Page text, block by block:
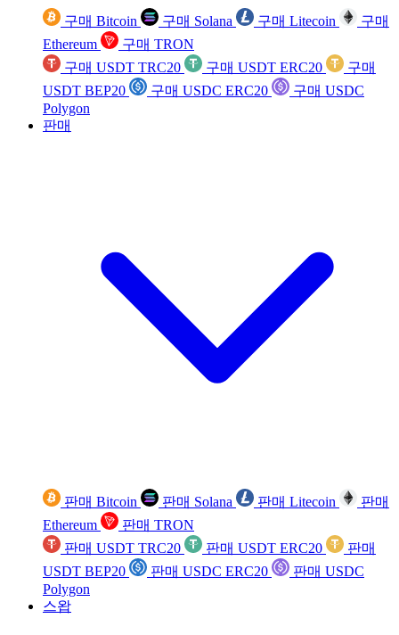
구매 Bitcoin 구매 Solana 구매 Litecoin
구매
Ethereum
구매 TRON
구매 USDT TRC20
구매 USDT ERC20
구매
USDT BEP20
구매 USDC ERC20
구매 USDC
Polygon
판매
판매 Bitcoin 판매 Solana 판매 Litecoin
판매
Ethereum
판매 TRON
판매 USDT TRC20
판매 USDT ERC20
판매
USDT BEP20
판매 USDC ERC20
판매 USDC
Polygon
스왑